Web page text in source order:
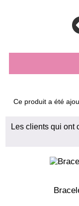
Ce produit a été
Les clients qui ont